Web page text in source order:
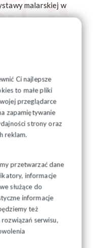
Ci najlepsze
to małe pliki
przeglądarce
zapamiętywanie
strony oraz
reklam.
przetwarzać dane
informacje
służące do
informacje
też
serwisu,
malarskiej w